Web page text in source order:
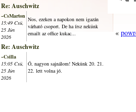
Re: Auschwitz
~CsMarton
15:49 Csü,
25 Jún
2026
Nos, ezeken a napokon nem igazán
várható csoport. De ha írsz nekünk
emailt az office kukac...
Re: Auschwitz
~Csilla
15:05 Csü,
25 Jún
2026
Ó, nagyon sajnálom! Nekünk 20. 21.
22. lett volna jó.
«